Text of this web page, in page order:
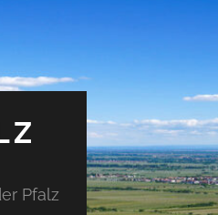
Pfalz